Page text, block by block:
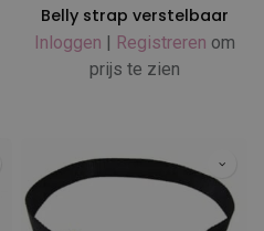
Belly strap verstelbaar
Inloggen | Registreren om
prijs te zien